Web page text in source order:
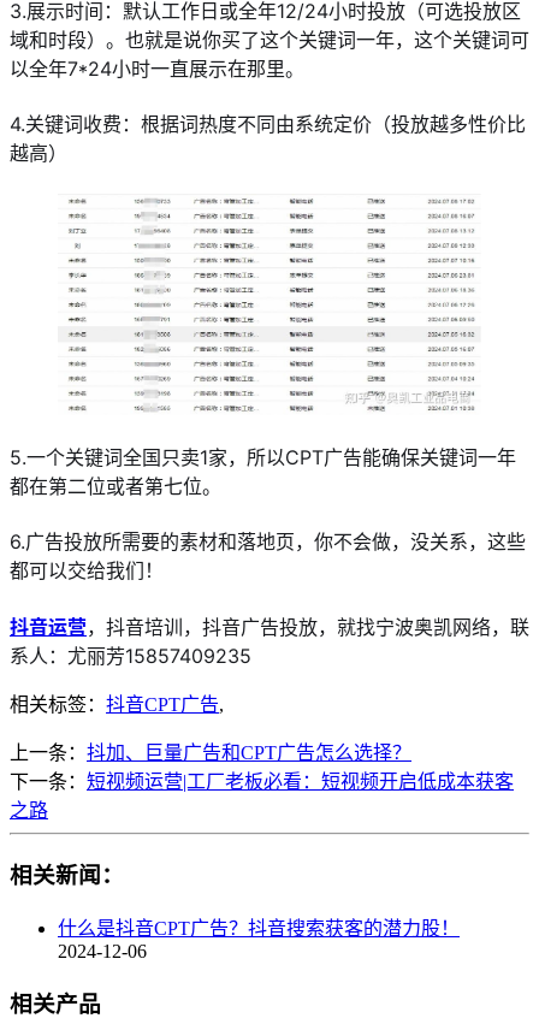
3.展示时间：默认工作日或全年12/24小时投放（可选投放区
域和时段）。也就是说你买了这个关键词一年，这个关键词可
以全年7*24小时一直展示在那里。
4.关键词收费：根据词热度不同由系统定价（投放越多性价比
越高）
5.一个关键词全国只卖1家，所以CPT广告能确保关键词一年
都在第二位或者第七位。
6.广告投放所需要的素材和落地页，你不会做，没关系，这些
都可以交给我们！
抖音运营，抖音培训，抖音广告投放，就找宁波奥凯网络，联
系人：尤丽芳15857409235
相关标签： 抖音CPT广告,
上一条： 抖加、巨量广告和CPT广告怎么选择？
下一条： 短视频运营|工厂老板必看：短视频开启低成本获客
之路
相关新闻：
什么是抖音CPT广告？抖音搜索获客的潜力股！
2024-12-06
相关产品